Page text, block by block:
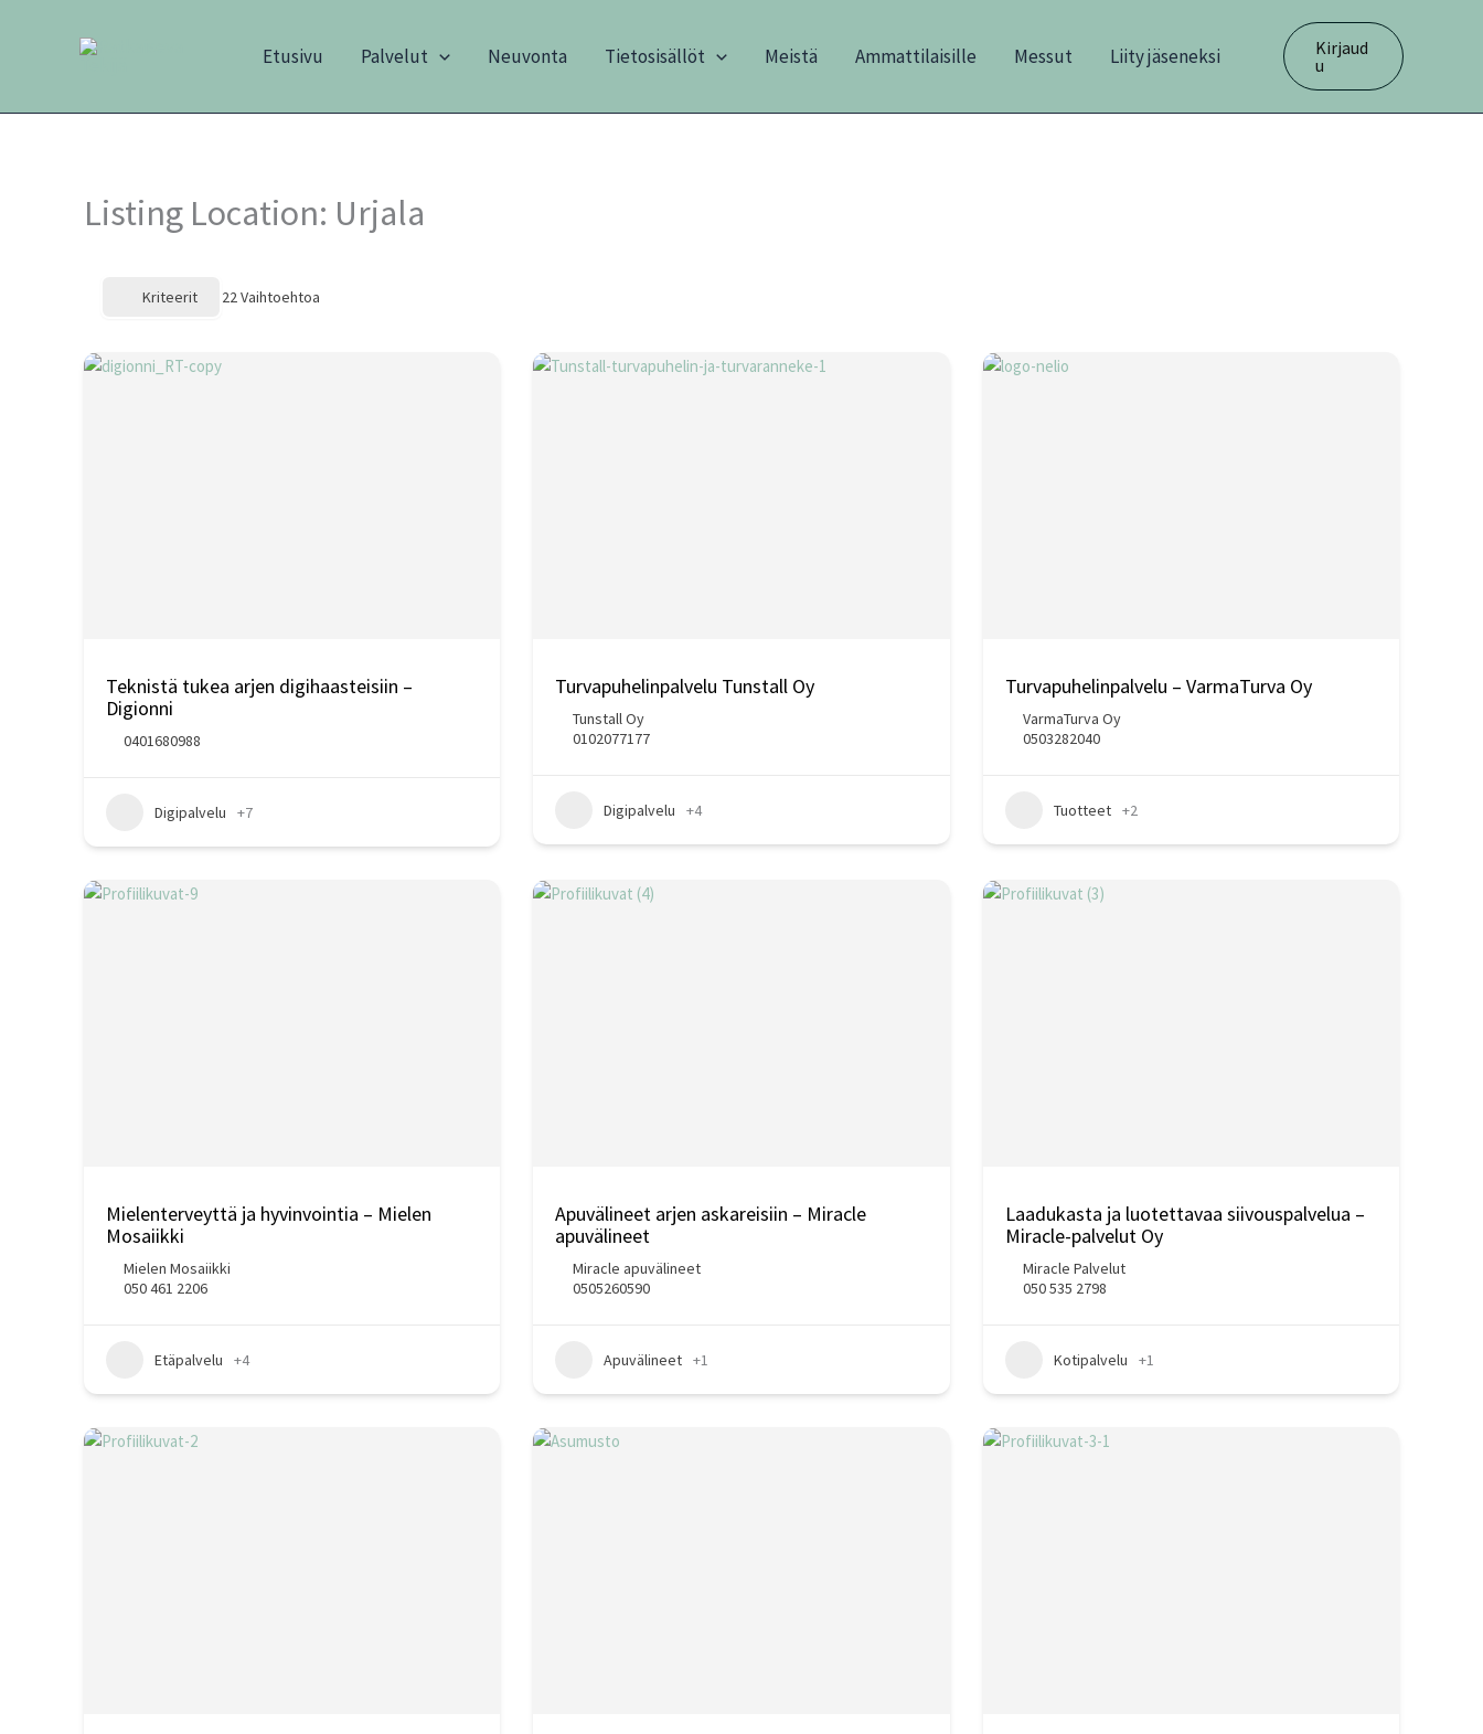
Etusivu Palvelut Neuvonta Tietosisällöt Meistä Ammattilaisille Messut Liity jäseneksi
Kirjaud
u
Listing Location: Urjala
Kriteerit 22 Vaihtoehtoa
Teknistä tukea arjen digihaasteisiin –
Digionni
0401680988
Digipalvelu +7
Turvapuhelinpalvelu Tunstall Oy
Tunstall Oy
0102077177
Digipalvelu +4
Turvapuhelinpalvelu – VarmaTurva Oy
VarmaTurva Oy
0503282040
Tuotteet +2
Mielenterveyttä ja hyvinvointia – Mielen
Mosaiikki
Mielen Mosaiikki
050 461 2206
Etäpalvelu +4
Apuvälineet arjen askareisiin – Miracle
apuvälineet
Miracle apuvälineet
0505260590
Apuvälineet +1
Laadukasta ja luotettavaa siivouspalvelua –
Miracle-palvelut Oy
Miracle Palvelut
050 535 2798
Kotipalvelu +1